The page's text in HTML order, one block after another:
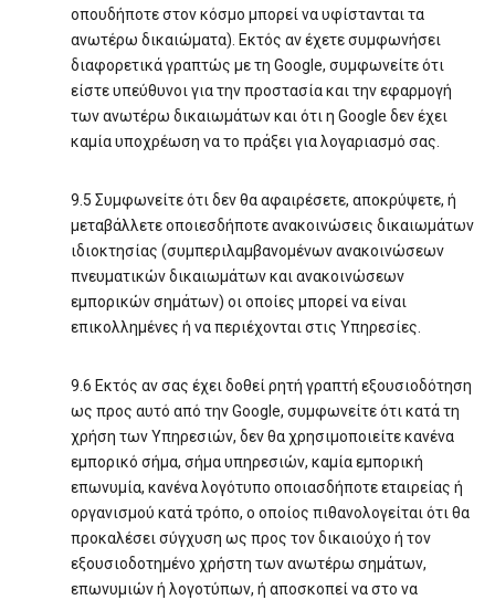
οπουδήποτε στον κόσμο μπορεί να υφίστανται τα
ανωτέρω δικαιώματα). Εκτός αν έχετε συμφωνήσει
διαφορετικά γραπτώς με τη Google, συμφωνείτε ότι
είστε υπεύθυνοι για την προστασία και την εφαρμογή
των ανωτέρω δικαιωμάτων και ότι η Google δεν έχει
καμία υποχρέωση να το πράξει για λογαριασμό σας.
9.5 Συμφωνείτε ότι δεν θα αφαιρέσετε, αποκρύψετε, ή
μεταβάλλετε οποιεσδήποτε ανακοινώσεις δικαιωμάτων
ιδιοκτησίας (συμπεριλαμβανομένων ανακοινώσεων
πνευματικών δικαιωμάτων και ανακοινώσεων
εμπορικών σημάτων) οι οποίες μπορεί να είναι
επικολλημένες ή να περιέχονται στις Υπηρεσίες.
9.6 Εκτός αν σας έχει δοθεί ρητή γραπτή εξουσιοδότηση
ως προς αυτό από την Google, συμφωνείτε ότι κατά τη
χρήση των Υπηρεσιών, δεν θα χρησιμοποιείτε κανένα
εμπορικό σήμα, σήμα υπηρεσιών, καμία εμπορική
επωνυμία, κανένα λογότυπο οποιασδήποτε εταιρείας ή
οργανισμού κατά τρόπο, ο οποίος πιθανολογείται ότι θα
προκαλέσει σύγχυση ως προς τον δικαιούχο ή τον
εξουσιοδοτημένο χρήστη των ανωτέρω σημάτων,
επωνυμιών ή λογοτύπων, ή αποσκοπεί να στο να